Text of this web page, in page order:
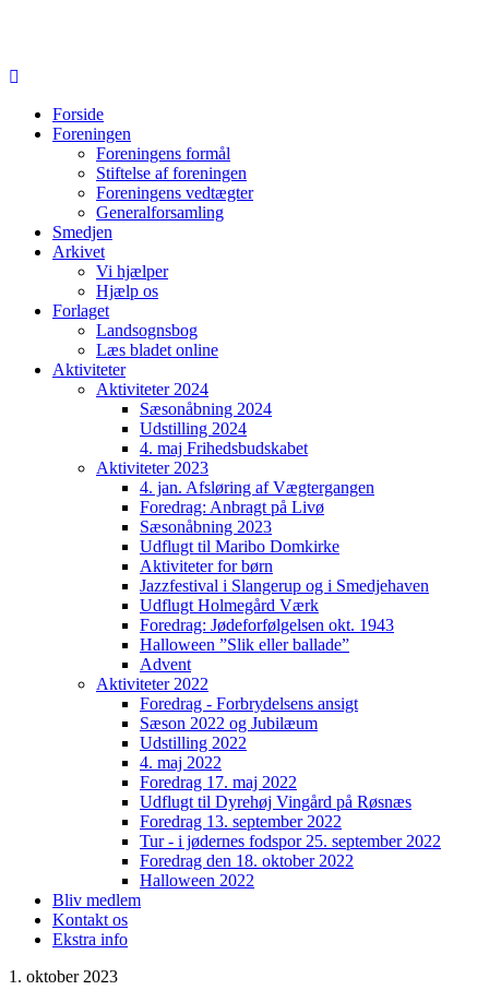
Forside
Foreningen
Foreningens formål
Stiftelse af foreningen
Foreningens vedtægter
Generalforsamling
Smedjen
Arkivet
Vi hjælper
Hjælp os
Forlaget
Landsognsbog
Læs bladet online
Aktiviteter
Aktiviteter 2024
Sæsonåbning 2024
Udstilling 2024
4. maj Frihedsbudskabet
Aktiviteter 2023
4. jan. Afsløring af Vægtergangen
Foredrag: Anbragt på Livø
Sæsonåbning 2023
Udflugt til Maribo Domkirke
Aktiviteter for børn
Jazzfestival i Slangerup og i Smedjehaven
Udflugt Holmegård Værk
Foredrag: Jødeforfølgelsen okt. 1943
Halloween ”Slik eller ballade”
Advent
Aktiviteter 2022
Foredrag - Forbrydelsens ansigt
Sæson 2022 og Jubilæum
Udstilling 2022
4. maj 2022
Foredrag 17. maj 2022
Udflugt til Dyrehøj Vingård på Røsnæs
Foredrag 13. september 2022
Tur - i jødernes fodspor 25. september 2022
Foredrag den 18. oktober 2022
Halloween 2022
Bliv medlem
Kontakt os
Ekstra info
1. oktober 2023